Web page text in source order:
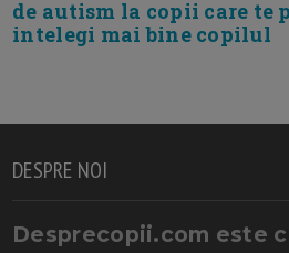
de autism la copii care te
intelegi mai bine copilul
DESPRE NOI
Desprecopii.com este